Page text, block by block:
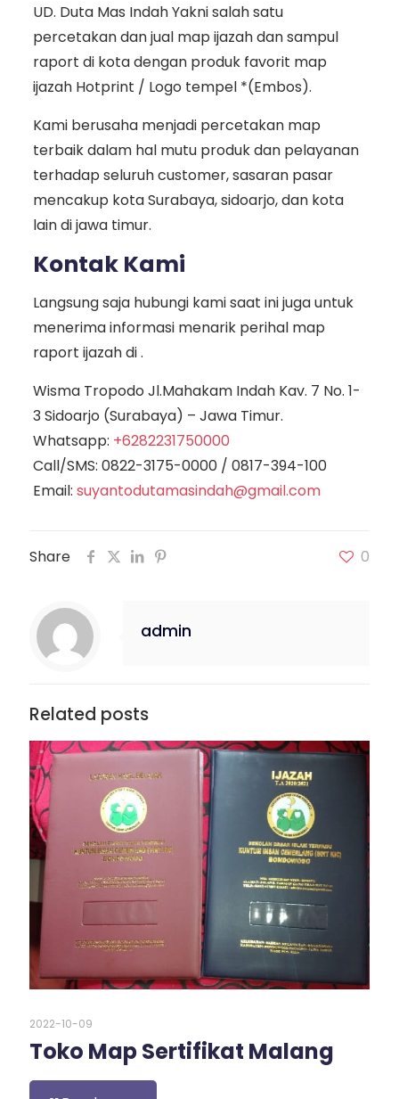
UD. Duta Mas Indah Yakni salah satu
percetakan dan jual map ijazah dan sampul
raport di kota dengan produk favorit map
ijazah Hotprint / Logo tempel *(Embos).
Kami berusaha menjadi percetakan map
terbaik dalam hal mutu produk dan pelayanan
terhadap seluruh customer, sasaran pasar
mencakup kota Surabaya, sidoarjo, dan kota
lain di jawa timur.
Kontak Kami
Langsung saja hubungi kami saat ini juga untuk
menerima informasi menarik perihal map
raport ijazah di .
Wisma Tropodo Jl.Mahakam Indah Kav. 7 No. 1-
3 Sidoarjo (Surabaya) – Jawa Timur.
Whatsapp: +6282231750000
Call/SMS: 0822-3175-0000/ 0817-394-100
Email: suyantodutamasindah@gmail.com
Share 0
admin
Related posts
2022-10-09
Toko Map Sertifikat Malang